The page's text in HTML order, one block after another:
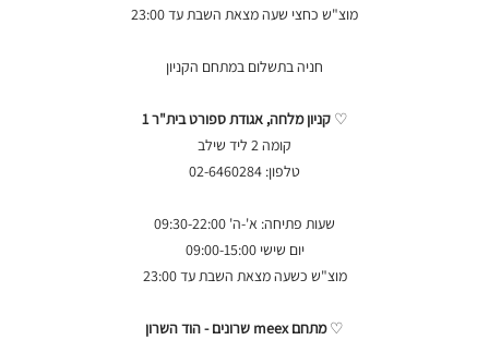
מוצ"ש כחצי שעה מצאת השבת עד 23:00
חניה בתשלום במתחם הקניון
♡קניון מלחה, אגודת ספורט בית"ר 1
קומה 2 ליד שילב
טלפון: 02-6460284
שעות פתיחה: א'-ה' 09:30-22:00
יום שישי 09:00-15:00
מוצ"ש כשעה מצאת השבת עד 23:00
♡מתחם meex שרונים - הוד השרון